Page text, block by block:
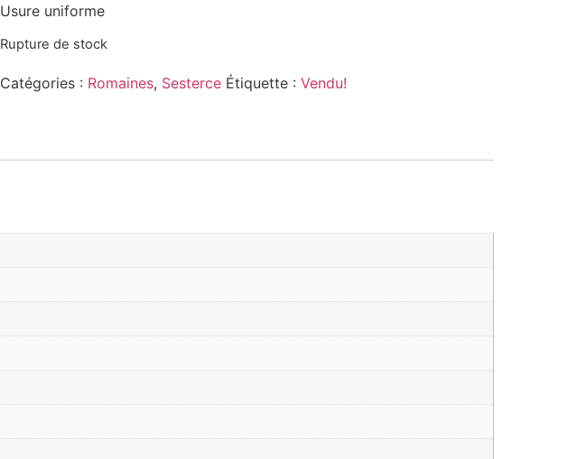
Usure uniforme
Rupture de stock
Catégories : Romaines, Sesterce Étiquette : Vendu!